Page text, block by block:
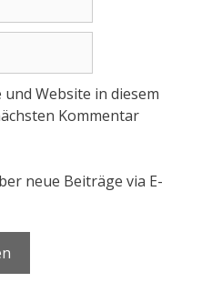
Website in diesem
Kommentar
neue Beiträge via E-